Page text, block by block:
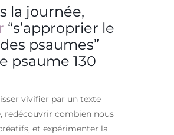
la journée,
“s’approprier le
psaumes”
psaume 130
vivifier par un texte
redécouvrir combien nous
et expérimenter la